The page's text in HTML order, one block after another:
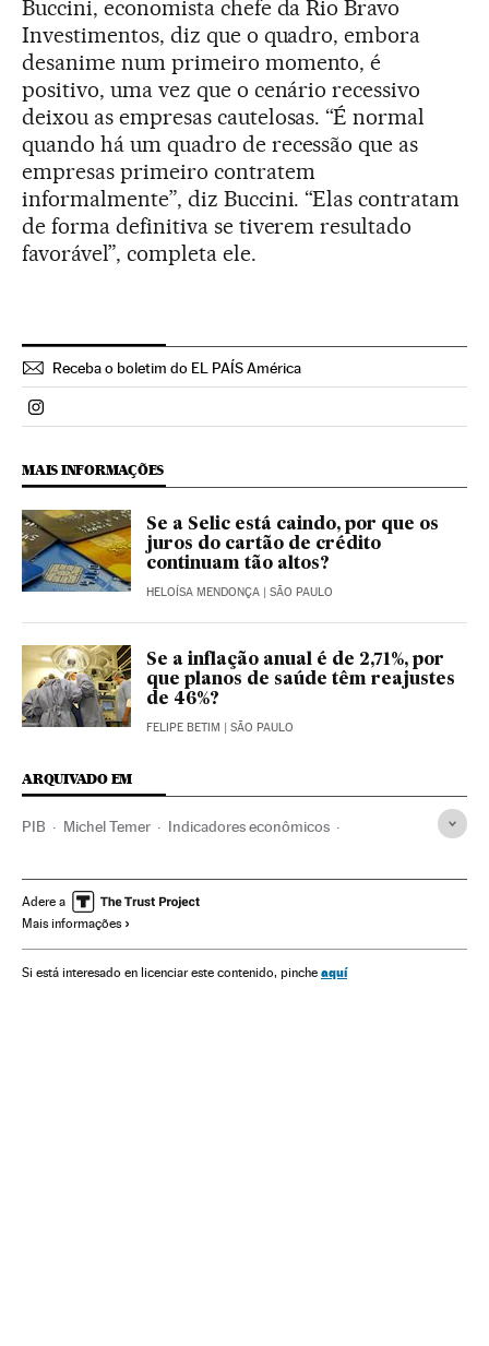
Buccini, economista chefe da Rio Bravo
Investimentos, diz que o quadro, embora
desanime num primeiro momento, é
positivo, uma vez que o cenário recessivo
deixou as empresas cautelosas. “É normal
quando há um quadro de recessão que as
empresas primeiro contratem
informalmente”, diz Buccini. “Elas contratam
de forma definitiva se tiverem resultado
favorável”, completa ele.
Receba o boletim do EL PAÍS América
Politica El País Brasil en Instagram
MAIS INFORMAÇÕES
Se a Selic está caindo, por que os
juros do cartão de crédito
continuam tão altos?
HELOÍSA MENDONÇA | SÃO PAULO
Se a inflação anual é de 2,71%, por
que planos de saúde têm reajustes
de 46%?
FELIPE BETIM | SÃO PAULO
ARQUIVADO EM
PIB Michel Temer Indicadores econômicos
Governo Brasil América do Sul
América
Política Administração pública
Adere a
Mais informações
Si está interesado en licenciar este contenido, pinche aquí